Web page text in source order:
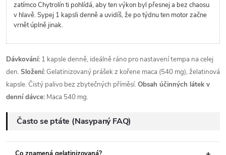
zatímco Chytrolín ti pohlídá, aby ten výkon byl přesnej a bez chaosu
v hlavě. Sypej 1 kapsli denně a uvidíš, že po týdnu ten motor začne
vrnět úplně jinak.
Dávkování: 1 kapsle denně, ideálně ráno pro nastavení tempa na celej
den.Složení: Gelatinizovaný prášek z kořene maca (540 mg), želatinová
kapsle. Čistý palivo bez zbytečných příměsí.Obsah účinných látek v
denní dávce: Maca 540 mg.
Často se ptáte (Nasypaný FAQ)